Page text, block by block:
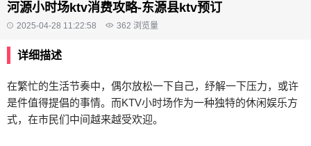
河源小时场ktv消费攻略-东源县ktv预订
2025-04-28 11:22:58 362 浏览量
详细描述
在繁忙的生活节奏中，偶尔放松一下自己，纾解一下压力，或许
是件值得提倡的事情。而KTV小时场作为一种独特的休闲娱乐方
式，在市民们中间越来越受欢迎。